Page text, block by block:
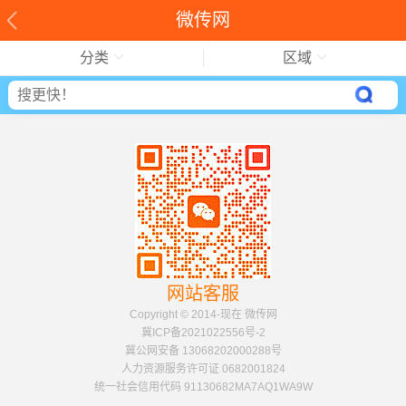
微传网
分类 区域
网站客服
Copyright © 2014-现在 微传网
冀ICP备2021022556号-2
冀公网安备 13068202000288号
人力资源服务许可证 0682001824
统一社会信用代码 91130682MA7AQ1WA9W